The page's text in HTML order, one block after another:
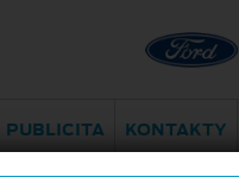
Brno - Juliánov
PUBLICITA KONTAKTY